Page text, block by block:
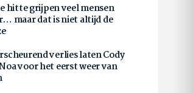
hitte grijpen veel mensen
maar dat is niet altijd de
verlies laten Cody
voor het eerst weer van